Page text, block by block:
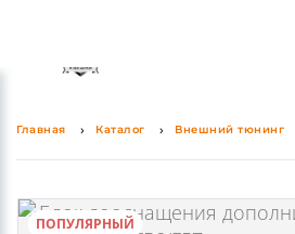
Главная Каталог Внешний тюнинг
ПОПУЛЯРНЫЙ